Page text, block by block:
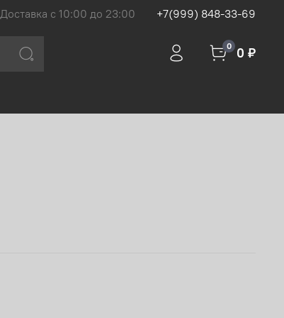
Доставка с 10:00 до 23:00 +7(999) 848-33-69
0 0 ₽